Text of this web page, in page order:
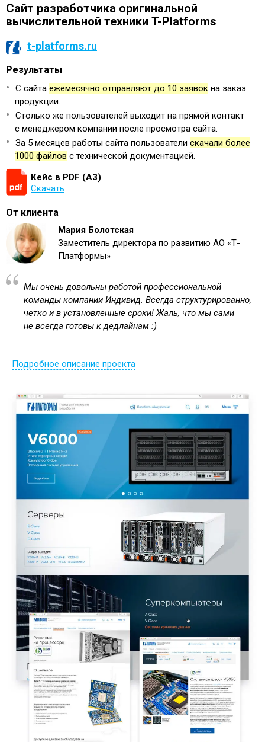
Сайт разработчика оригинальной
вычислительной техники T-Platforms
t-platforms.ru
Результаты
С сайта ежемесячно отправляют до 10 заявок на заказ
продукции.
Столько же пользователей выходит на прямой контакт
с менеджером компании после просмотра сайта.
За 5 месяцев работы сайта пользователи скачали более
1000 файлов с технической документацией.
Кейс в PDF (А3)
Скачать
От клиента
Мария Болотская
Заместитель директора по развитию АО «Т-
Платформы»
Мы очень довольны работой профессиональной
команды компании Индивид. Всегда структурированно,
четко и в установленные сроки! Жаль, что мы сами
не всегда готовы к дедлайнам :)
Подробное описание проекта